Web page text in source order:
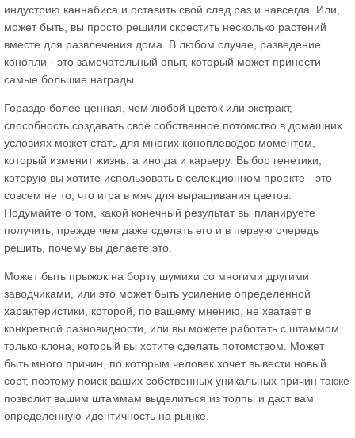
индустрию каннабиса и оставить свой след раз и навсегда. Или,
может быть, вы просто решили скрестить несколько растений
вместе для развлечения дома. В любом случае, разведение
конопли - это замечательный опыт, который может принести
самые большие награды.
Гораздо более ценная, чем любой цветок или экстракт,
способность создавать свое собственное потомство в домашних
условиях может стать для многих коноплеводов моментом,
который изменит жизнь, а иногда и карьеру. Выбор генетики,
которую вы хотите использовать в селекционном проекте - это
совсем не то, что игра в мяч для выращивания цветов.
Подумайте о том, какой конечный результат вы планируете
получить, прежде чем даже сделать его и в первую очередь
решить, почему вы делаете это.
Может быть прыжок на борту шумихи со многими другими
заводчиками, или это может быть усиление определенной
характеристики, которой, по вашему мнению, не хватает в
конкретной разновидности, или вы можете работать с штаммом
только клона, который вы хотите сделать потомством. Может
быть много причин, по которым человек хочет вывести новый
сорт, поэтому поиск ваших собственных уникальных причин также
позволит вашим штаммам выделиться из толпы и даст вам
определенную идентичность на рынке.